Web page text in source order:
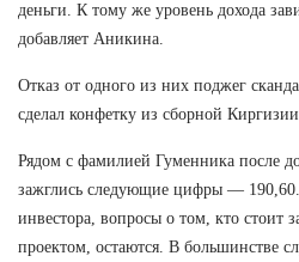
деньги. К тому же уровень дохода
добавляет Аникина.
Отказ от одного из них поджег
сделал конфетку из сборной
Рядом с фамилией Гуменника после
зажглись следующие цифры — 190,60.
инвестора, вопросы о том, кто стоит
проектом, остаются. В большинстве